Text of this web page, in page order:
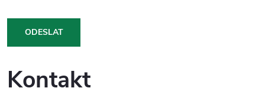
ODESLAT
Kontakt